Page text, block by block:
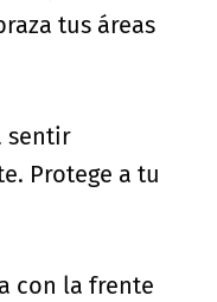
tus áreas
sentir
Protege a tu
con la frente